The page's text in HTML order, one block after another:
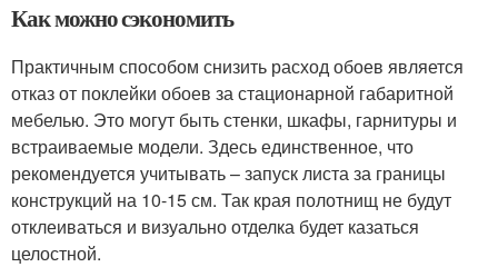
Как можно сэкономить
Практичным способом снизить расход обоев является
отказ от поклейки обоев за стационарной габаритной
мебелью. Это могут быть стенки, шкафы, гарнитуры и
встраиваемые модели. Здесь единственное, что
рекомендуется учитывать – запуск листа за границы
конструкций на 10-15 см. Так края полотнищ не будут
отклеиваться и визуально отделка будет казаться
целостной.